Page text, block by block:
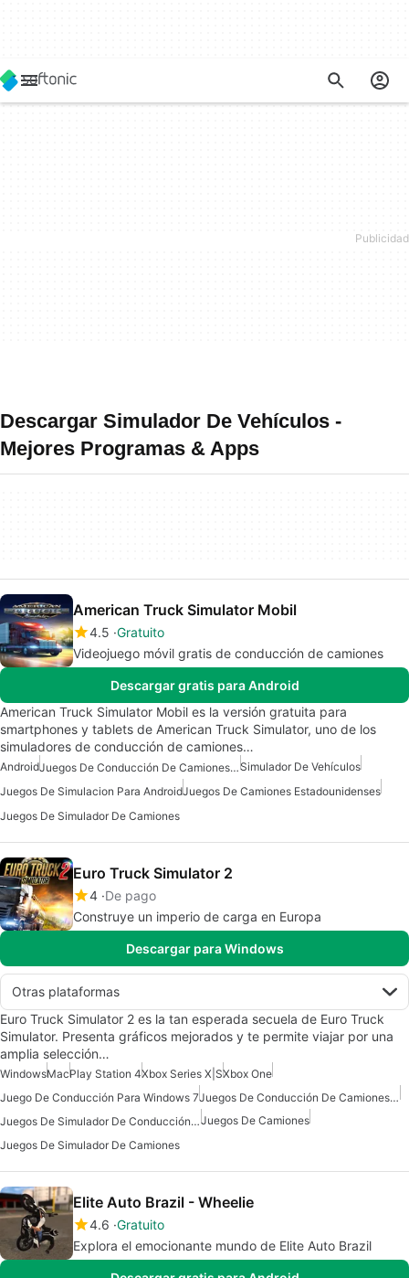
Descargar Simulador De Vehículos -
Mejores Programas & Apps
American Truck Simulator Mobil
4.5 Gratuito
Videojuego móvil gratis de conducción de camiones
Descargar gratis para Android
American Truck Simulator Mobil es la versión gratuita para
smartphones y tablets de American Truck Simulator, uno de los
simuladores de conducción de camiones…
Android Juegos De Conducción De Camiones Para AndroidSimulador De Vehículos
Juegos De Simulacion Para AndroidJuegos De Camiones Estadounidenses
Juegos De Simulador De Camiones
Euro Truck Simulator 2
4 De pago
Construye un imperio de carga en Europa
Descargar para Windows
Otras plataformas
Euro Truck Simulator 2 es la tan esperada secuela de Euro Truck
Simulator. Presenta gráficos mejorados y te permite viajar por una
amplia selección…
WindowsMacPlay Station 4Xbox Series X|SXbox One
Juego De Conducción Para Windows 7
Juegos De Conducción De Camiones Para Windows 7
Juegos De Simulador De Conducción Para Windows 10Juegos De Camiones
Juegos De Simulador De Camiones
Elite Auto Brazil - Wheelie
4.6 Gratuito
Explora el emocionante mundo de Elite Auto Brazil